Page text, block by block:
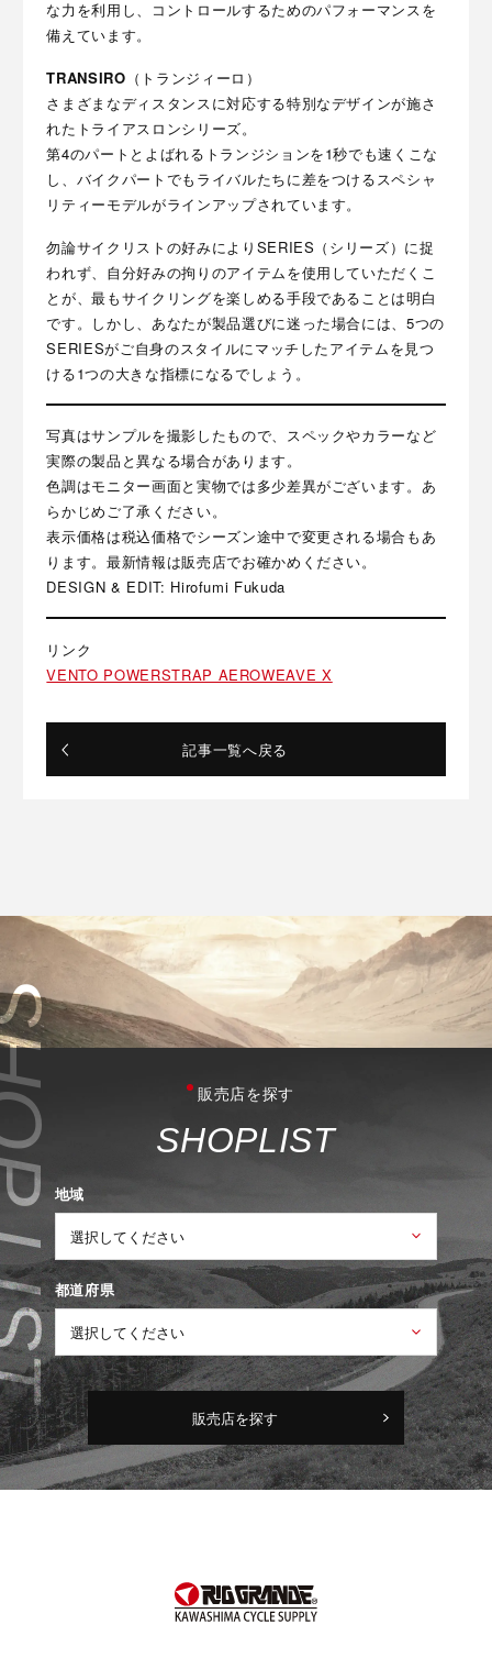
な力を利用し、コントロールするためのパフォーマンスを
備えています。
TRANSIRO （トランジィーロ）
さまざまなディスタンスに対応する特別なデザインが施さ
れたトライアスロンシリーズ。
第4のパートとよばれるトランジションを1秒でも速くこな
し、バイクパートでもライバルたちに差をつけるスペシャ
リティーモデルがラインアップされています。
勿論サイクリストの好みによりSERIES（シリーズ）に捉
われず、自分好みの拘りのアイテムを使用していただくこ
とが、最もサイクリングを楽しめる手段であることは明白
です。しかし、あなたが製品選びに迷った場合には、5つの
SERIESがご自身のスタイルにマッチしたアイテムを見つ
ける1つの大きな指標になるでしょう。
写真はサンプルを撮影したもので、スペックやカラーなど
実際の製品と異なる場合があります。
色調はモニター画面と実物では多少差異がございます。あ
らかじめご了承ください。
表示価格は税込価格でシーズン途中で変更される場合もあ
ります。最新情報は販売店でお確かめください。
DESIGN & EDIT: Hirofumi Fukuda
リンク
VENTO POWERSTRAP AEROWEAVE X
記事一覧へ戻る
販売店を探す
SHOPLIST
地域
都道府県
販売店を探す